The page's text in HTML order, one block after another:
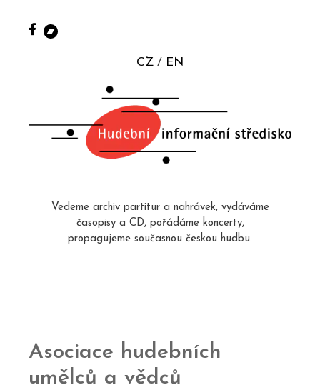
CZ EN
Vedeme archiv partitur a nahrávek, vydáváme
časopisy a CD, pořádáme koncerty,
propagujeme současnou českou hudbu.
Asociace hudebních
umělců a vědců